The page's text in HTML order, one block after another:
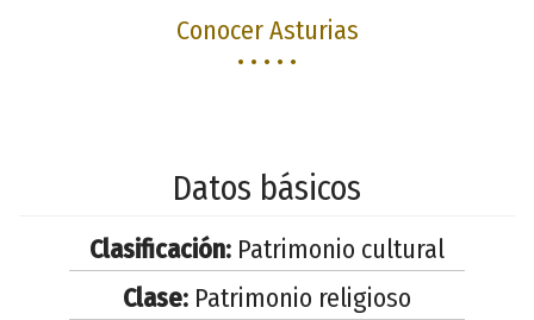
Conocer Asturias
• • • • •
Datos básicos
Clasificación: Patrimonio cultural
Clase: Patrimonio religioso